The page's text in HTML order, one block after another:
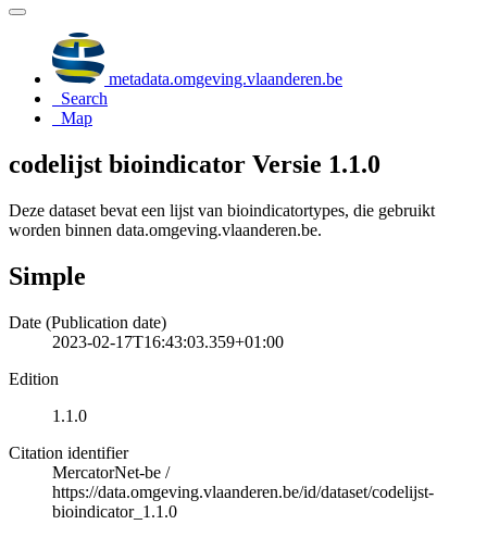
metadata.omgeving.vlaanderen.be
Search
Map
codelijst bioindicator Versie 1.1.0
Deze dataset bevat een lijst van bioindicatortypes, die gebruikt
worden binnen data.omgeving.vlaanderen.be.
Simple
Date (Publication date)
2023-02-17T16:43:03.359+01:00
Edition
1.1.0
Citation identifier
MercatorNet-be /
https://data.omgeving.vlaanderen.be/id/dataset/codelijst-
bioindicator_1.1.0